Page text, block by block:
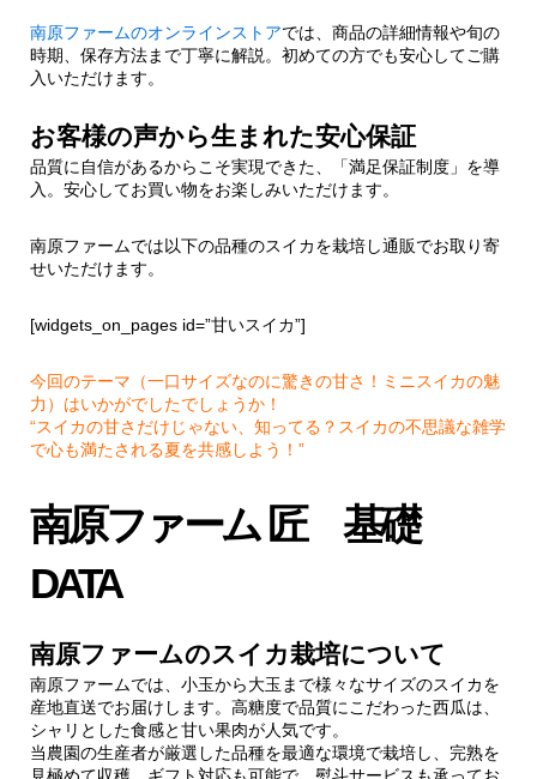
南原ファームのオンラインストアでは、商品の詳細情報や旬の
時期、保存方法まで丁寧に解説。初めての方でも安心してご購
入いただけます。
お客様の声から生まれた安心保証
品質に自信があるからこそ実現できた、「満足保証制度」を導
入。安心してお買い物をお楽しみいただけます。
南原ファームでは以下の品種のスイカを栽培し通販でお取り寄
せいただけます。
[widgets_on_pages id=”甘いスイカ”]
今回のテーマ（一口サイズなのに驚きの甘さ！ミニスイカの魅
力）はいかがでしたでしょうか！
“スイカの甘さだけじゃない、知ってる？スイカの不思議な雑学
で心も満たされる夏を共感しよう！”
南原ファーム 匠 基礎
DATA
南原ファームのスイカ栽培について
南原ファームでは、小玉から大玉まで様々なサイズのスイカを
産地直送でお届けします。高糖度で品質にこだわった西瓜は、
シャリとした食感と甘い果肉が人気です。
当農園の生産者が厳選した品種を最適な環境で栽培し、完熟を